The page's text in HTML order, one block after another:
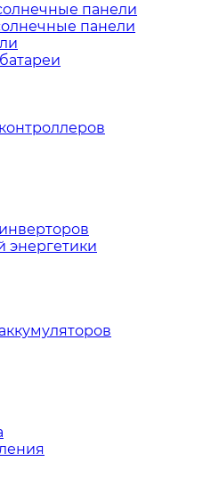
панели
панели
энергетики